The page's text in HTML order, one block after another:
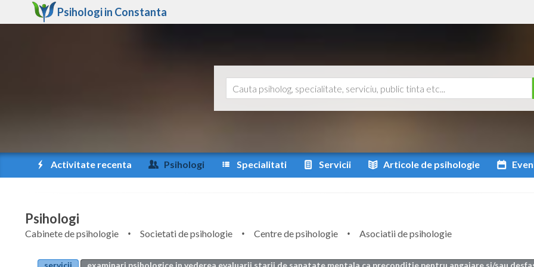
Psihologi in Constanta
Activitate recenta Psihologi Specialitati Servicii Articole de psihologie
Psihologi
Cabinete de psihologie Societati de psihologie Centre de psihologie
Asociatii de psihologie
servicii examinari psihologice in vederea evaluarii starii de sanatate mentala ca preconditie pentru angajare si/sau